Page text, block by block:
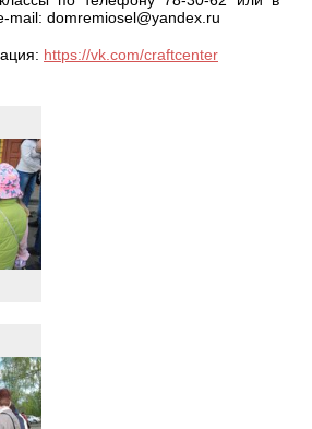
mail: domremiosel@yandex.ru
https://vk.com/craftcenter